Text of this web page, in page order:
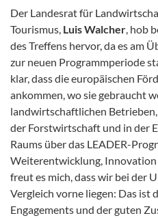
Der Landesrat für
Tourismus, Luis Walcher , hob
des Treffens hervor, da es am
zur neuen Programmperiode
klar, dass die europäischen
ankommen, wo sie gebraucht
landwirtschaftlichen
der Forstwirtschaft und in der
Raums über das LEADER-
Weiterentwicklung, Innovation
freut es mich, dass wir bei der
Vergleich vorne liegen: Das ist
Engagements und der guten